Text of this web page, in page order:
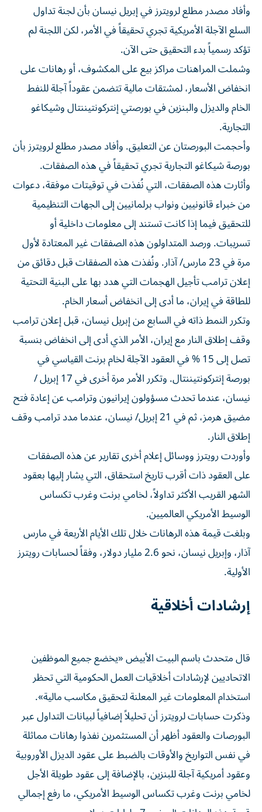
وأفاد مصدر مطلع لرويترز ​في إبريل نيسان بأن لجنة ⁠تداول
السلع الآجلة الأمريكية تجري تحقيقاً في الأمر، لكن اللجنة لم
تؤكد رسمياً بدء التحقيق حتى الآن.
وشملت المراهنات مراكز بيع على المكشوف، أو رهانات على
انخفاض الأسعار، لمشتقات مالية تتضمن عقوداً آجلة للنفط
الخام والديزل والبنزين في بورصتي إنتركونتيننتال وشيكاغو
التجارية.
وأحجمت البورصتان عن التعليق. وأفاد مصدر مطلع لرويترز بأن
بورصة شيكاغو التجارية تجري تحقيقاً في هذه الصفقات.
وأثارت هذه الصفقات، التي نُفذت في توقيتات موفقة، دعوات
من خبراء قانونيين ونواب برلمانيين إلى الجهات التنظيمية
للتحقيق فيما إذا كانت تستند إلى ‌معلومات داخلية أو
تسريبات. ورصد المتداولون هذه الصفقات غير المعتادة لأول
مرة في 23 مارس/ آذار. ونُفذت هذه الصفقات قبل دقائق من
إعلان ترامب تأجيل الهجمات التي هدد بها على البنية التحتية
⁠للطاقة في إيران، ما أدى إلى انخفاض أسعار الخام.
وتكرر النمط ذاته في السابع من إبريل نيسان، قبل إعلان ترامب
وقف إطلاق النار مع إيران، الأمر الذي أدى إلى انخفاض بنسبة
تصل إلى 15 % في العقود الآجلة لخام برنت القياسي في
بورصة إنتركونتيننتال. وتكرر الأمر مرة أخرى في 17 إبريل /
نيسان، عندما تحدث مسؤولون إيرانيون وترامب عن إعادة فتح
مضيق هرمز، ثم في 21 إبريل/ نيسان، عندما مدد ترامب وقف
إطلاق النار.
وأوردت رويترز ووسائل إعلام أخرى تقارير عن هذه الصفقات
على العقود ذات أقرب تاريخ استحقاق، التي يشار إليها بعقود
الشهر القريب الأكثر تداولاً، لخامي برنت وغرب تكساس
الوسيط الأمريكي العالميين.
وبلغت قيمة هذه الرهانات خلال تلك الأيام الأربعة في مارس
آذار، وإبريل نيسان، نحو 2.6 مليار دولار، وفقاً لحسابات رويترز
الأولية.
إرشادات أخلاقية
قال متحدث باسم البيت الأبيض «يخضع جميع الموظفين
الاتحاديين لإرشادات أخلاقيات العمل الحكومية التي تحظر
استخدام المعلومات غير المعلنة لتحقيق مكاسب مالية».
وذكرت ‌حسابات لرويترز أن تحليلاً إضافياً لبيانات التداول عبر
البورصات والعقود أظهر أن المستثمرين نفذوا رهانات مماثلة
في نفس التواريخ والأوقات بالضبط على عقود الديزل الأوروبية
وعقود أمريكية آجلة للبنزين، بالإضافة إلى عقود طويلة الأجل
لخامي برنت وغرب تكساس الوسيط الأمريكي، ما رفع إجمالي